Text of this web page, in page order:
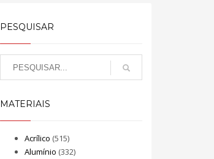
PESQUISAR
MATERIAIS
Acrílico (515)
Alumínio (332)